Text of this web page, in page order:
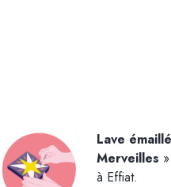
Lave
Merveilles
à Effiat.